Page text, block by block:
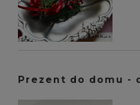
Prezent do domu -